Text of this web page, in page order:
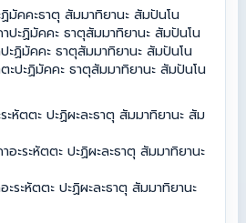
มัคคะธาตุ สัมมาทิยานะ สัมปันโน
ปะฏิมัคคะ ธาตุสัมมาทิยานะ สัมปันโน
ะฏิมัคคะ ธาตุสัมมาทิยานะ สัมปันโน
ะปะฏิมัคคะ ธาตุสัมมาทิยานะ สัมปันโน
ะหัตตะ ปะฏิผะละธาตุ สัมมาทิยานะ สัม
อะระหัตตะ ปะฏิผะละธาตุ สัมมาทิยานะ
ะระหัตตะ ปะฏิผะละธาตุ สัมมาทิยานะ